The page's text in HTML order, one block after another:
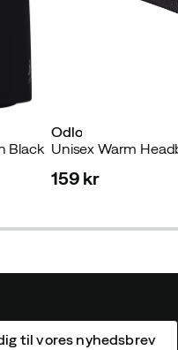
Black
Odlo
159 kr
til vores nyhedsbrev